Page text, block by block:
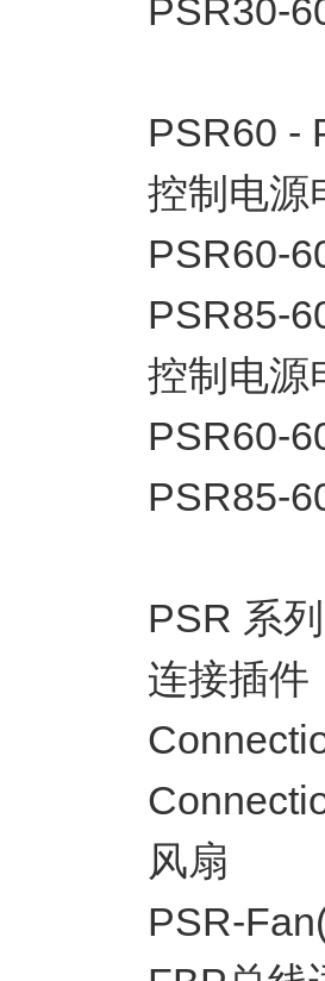
PSR30-
PSR60 -
控制电源
PSR60-
PSR85-
控制电源
PSR60-
PSR85-
PSR 系
连接插件
风扇
PSR-